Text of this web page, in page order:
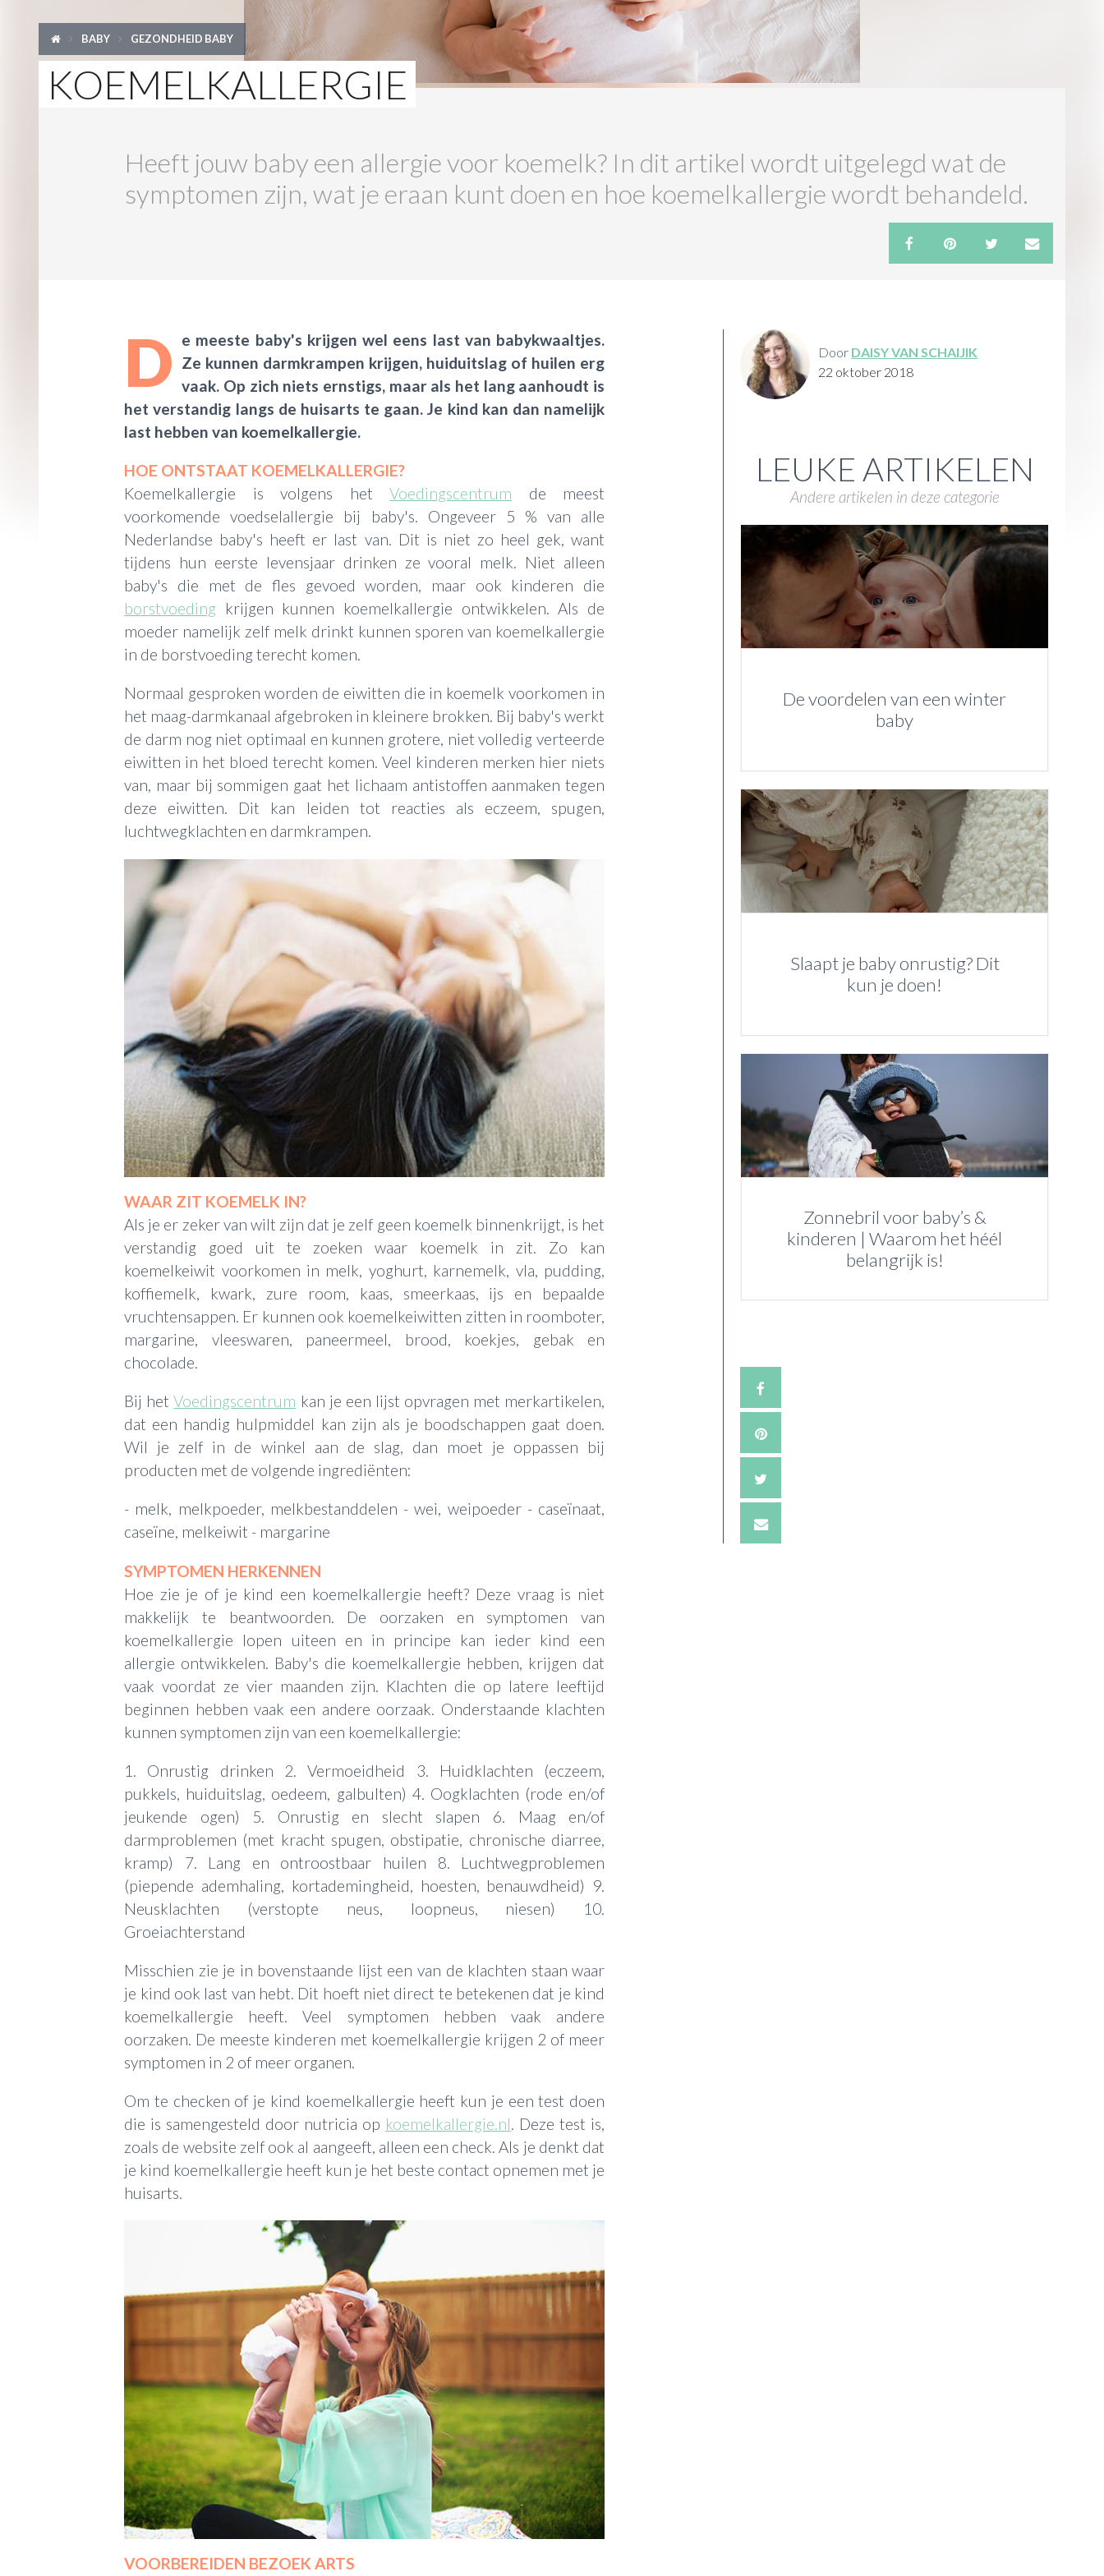
BABY GEZONDHEID BABY
KOEMELKALLERGIE
Heeft jouw baby een allergie voor koemelk? In dit artikel wordt uitgelegd wat de
symptomen zijn, wat je eraan kunt doen en hoe koemelkallergie wordt behandeld.
D e meeste baby's krijgen wel eens last van babykwaaltjes.
Ze kunnen darmkrampen krijgen, huiduitslag of huilen erg
vaak. Op zich niets ernstigs, maar als het lang aanhoudt is
het verstandig langs de huisarts te gaan. Je kind kan dan namelijk
last hebben van koemelkallergie.
HOE ONTSTAAT KOEMELKALLERGIE?
Koemelkallergie is volgens hetVoedingscentrum de meest
voorkomende voedselallergie bij baby's. Ongeveer 5 % van alle
Nederlandse baby's heeft er last van. Dit is niet zo heel gek, want
tijdens hun eerste levensjaar drinken ze vooral melk. Niet alleen
baby's die met de fles gevoed worden, maar ook kinderen die
borstvoeding krijgen kunnen koemelkallergie ontwikkelen. Als de
moeder namelijk zelf melk drinkt kunnen sporen van koemelkallergie
in de borstvoeding terecht komen.
Normaal gesproken worden de eiwitten die in koemelk voorkomen in
het maag-darmkanaal afgebroken in kleinere brokken. Bij baby's werkt
de darm nog niet optimaal en kunnen grotere, niet volledig verteerde
eiwitten in het bloed terecht komen. Veel kinderen merken hier niets
van, maar bij sommigen gaat het lichaam antistoffen aanmaken tegen
deze eiwitten. Dit kan leiden tot reacties als eczeem, spugen,
luchtwegklachten en darmkrampen.
WAAR ZIT KOEMELK IN?
Als je er zeker van wilt zijn dat je zelf geen koemelk binnenkrijgt, is het
verstandig goed uit te zoeken waar koemelk in zit. Zo kan
koemelkeiwit voorkomen in melk, yoghurt, karnemelk, vla, pudding,
koffiemelk, kwark, zure room, kaas, smeerkaas, ijs en bepaalde
vruchtensappen. Er kunnen ook koemelkeiwitten zitten in roomboter,
margarine, vleeswaren, paneermeel, brood, koekjes, gebak en
chocolade.
Bij hetVoedingscentrum kan je een lijst opvragen met merkartikelen,
dat een handig hulpmiddel kan zijn als je boodschappen gaat doen.
Wil je zelf in de winkel aan de slag, dan moet je oppassen bij
producten met de volgende ingrediënten:
- melk, melkpoeder, melkbestanddelen - wei, weipoeder - caseïnaat,
caseïne, melkeiwit - margarine
SYMPTOMEN HERKENNEN
Hoe zie je of je kind een koemelkallergie heeft? Deze vraag is niet
makkelijk te beantwoorden. De oorzaken en symptomen van
koemelkallergie lopen uiteen en in principe kan ieder kind een
allergie ontwikkelen. Baby's die koemelkallergie hebben, krijgen dat
vaak voordat ze vier maanden zijn. Klachten die op latere leeftijd
beginnen hebben vaak een andere oorzaak. Onderstaande klachten
kunnen symptomen zijn van een koemelkallergie:
1. Onrustig drinken 2. Vermoeidheid 3. Huidklachten (eczeem,
pukkels, huiduitslag, oedeem, galbulten) 4. Oogklachten (rode en/of
jeukende ogen) 5. Onrustig en slecht slapen 6. Maag en/of
darmproblemen (met kracht spugen, obstipatie, chronische diarree,
kramp) 7. Lang en ontroostbaar huilen 8. Luchtwegproblemen
(piepende ademhaling, kortademingheid, hoesten, benauwdheid) 9.
Neusklachten (verstopte neus, loopneus, niesen) 10.
Groeiachterstand
Misschien zie je in bovenstaande lijst een van de klachten staan waar
je kind ook last van hebt. Dit hoeft niet direct te betekenen dat je kind
koemelkallergie heeft. Veel symptomen hebben vaak andere
oorzaken. De meeste kinderen met koemelkallergie krijgen 2 of meer
symptomen in 2 of meer organen.
Om te checken of je kind koemelkallergie heeft kun je een test doen
die is samengesteld door nutricia op koemelkallergie.nl. Deze test is,
zoals de website zelf ook al aangeeft, alleen een check. Als je denkt dat
je kind koemelkallergie heeft kun je het beste contact opnemen met je
huisarts.
VOORBEREIDEN BEZOEK ARTS
Door DAISY VAN SCHAIJIK
22 oktober 2018
LEUKE ARTIKELEN
Andere artikelen in deze categorie
De voordelen van een winter
baby
Slaapt je baby onrustig? Dit
kun je doen!
Zonnebril voor baby’s &
kinderen | Waarom het héél
belangrijk is!